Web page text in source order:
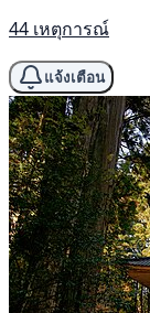
44 เหตุการณ์
แจ้งเตือน